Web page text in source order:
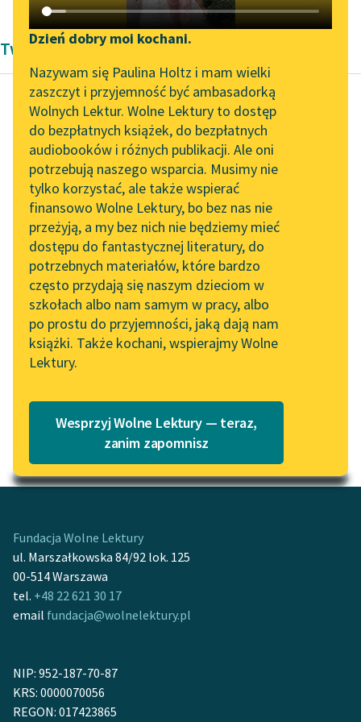
Katalog DAISY
Podkasty o książkach
Zgłoś brak utworu
Aktualności
„Prokurator Alicja Horn”
do słuchania
Byliśmy częścią AI Impact
Lab
Zapraszamy na spotkanie
online z tłumaczkami
literatury skandynawskiej
Spotkanie z Katarzyną
Tunkiel w Oslo
102. lata temu zmarł
Joseph Conrad
Lektury szkolne i klasyka
literatury do słuchania dla
uczennic i uczniów z
E-kolekcja lektur
szkolnych i literatury do
słuchania dla uczennic i
uczniów z
niepełnosprawnościami
skandynawskiej literatury
feministycznej
Narzędzia
Mapa Wolnych Lektur
Leśmianator
Przewodnik dla piszących i
czytających
API
OAI-PMH
Widget Wolnych Lektur
Przypisy
Katalog w formacie PDF
Dzień dobry moi kochani.
Nazywam się Paulina Holtz i mam wielki
zaszczyt i przyjemność być ambasadorką
Wolnych Lektur. Wolne Lektury to dostęp
do bezpłatnych książek, do bezpłatnych
audiobooków i różnych publikacji. Ale oni
potrzebują naszego wsparcia. Musimy nie
tylko korzystać, ale także wspierać
finansowo Wolne Lektury, bo bez nas nie
przeżyją, a my bez nich nie będziemy mieć
dostępu do fantastycznej literatury, do
potrzebnych materiałów, które bardzo
często przydają się naszym dzieciom w
szkołach albo nam samym w pracy, albo
po prostu do przyjemności, jaką dają nam
książki. Także kochani, wspierajmy Wolne
Lektury.
Wesprzyj Wolne Lektury — teraz,
zanim zapomnisz
Twórczość Kornela Makuszyńskiego
Kornel Makuszyński
Awantura o Basię
— Źle było,
nieszczęśliwie było!
Pięliśmy się na koniach
górską ścieżką pełną
wyrw i rozpadlin.
Wcześnie...
Czytaj więcej
Motyw: Katastrofa
Fundacja Wolne Lektury
ul. Marszałkowska 84/92 lok. 125
00-514 Warszawa
tel. +48 22 621 30 17
email fundacja@wolnelektury.pl
NIP: 952-187-70-87
KRS: 0000070056
REGON: 017423865